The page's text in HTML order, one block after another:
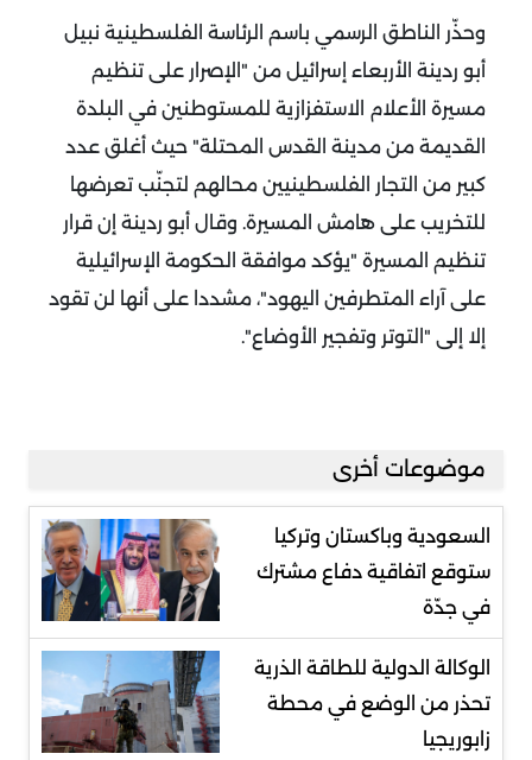
وحذّر الناطق الرسمي باسم الرئاسة الفلسطينية نبيل
أبو ردينة الأربعاء إسرائيل من "الإصرار على تنظيم
مسيرة الأعلام الاستفزازية للمستوطنين في البلدة
القديمة من مدينة القدس المحتلة" حيث أغلق عدد
كبير من التجار الفلسطينيين محالهم لتجنّب تعرضها
للتخريب على هامش المسيرة. وقال أبو ردينة إن قرار
تنظيم المسيرة "يؤكد موافقة الحكومة الإسرائيلية
على آراء المتطرفين اليهود"، مشددا على أنها لن تقود
إلا إلى "التوتر وتفجير الأوضاع".
موضوعات أخرى
السعودية وباكستان وتركيا
ستوقع اتفاقية دفاع مشترك
في جدّة
الوكالة الدولية للطاقة الذرية
تحذر من الوضع في محطة
زابوريجيا